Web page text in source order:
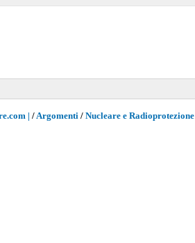
| /Argomenti /Nucleare e Radioprotezione